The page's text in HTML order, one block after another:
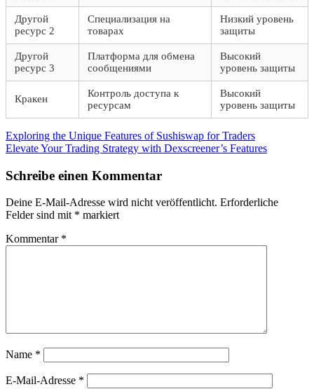
Другой
ресурс 2
Специализация на
товарах
Низкий уровень
защиты
Другой
ресурс 3
Платформа для обмена
сообщениями
Высокий
уровень защиты
Кракен
Контроль доступа к
ресурсам
Высокий
уровень защиты
Beitragsnavigation
Vorheriger
Beitrag:
Exploring the Unique Features of Sushiswap for Traders
Nächster
Elevate Your Trading Strategy with Dexscreener’s Features
Schreibe einen Kommentar
Deine E-Mail-Adresse wird nicht veröffentlicht. Erforderliche
Felder sind mit * markiert
Kommentar *
Name *
E-Mail-Adresse *